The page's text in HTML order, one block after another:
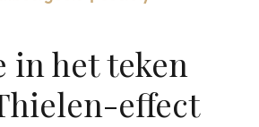
in het teken
effect